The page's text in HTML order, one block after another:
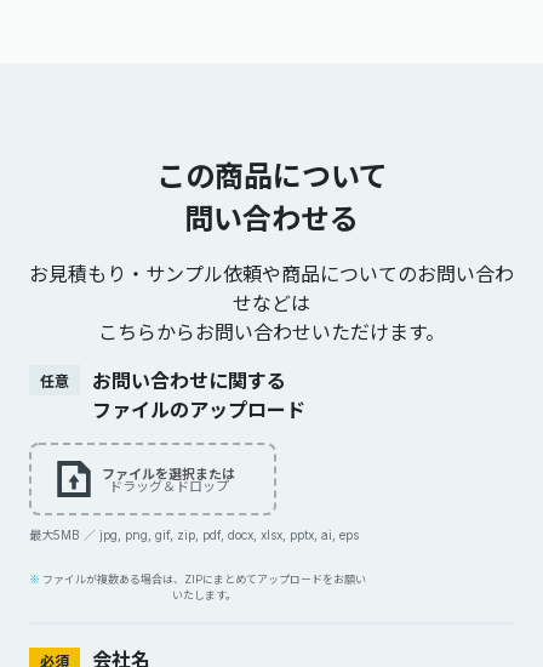
この商品について
問い合わせる
お見積もり・サンプル依頼や商品についてのお問い合わ
せなどは
こちらからお問い合わせいただけます。
任意
お問い合わせに関する
ファイルのアップロード
ファイルを選択または
ドラッグ＆ドロップ
最大5MB ／ jpg, png, gif, zip, pdf, docx, xlsx, pptx, ai, eps
ファイルが複数ある場合は、ZIPにまとめてアップロードをお願い
いたします。
必須 会社名